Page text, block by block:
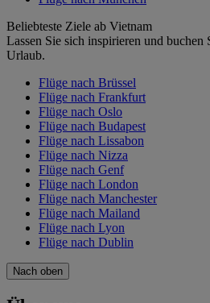
Beliebteste Ziele ab Vietnam
Lassen Sie sich inspirieren und buchen
Urlaub.
Flüge nach Brüssel
Flüge nach Frankfurt
Flüge nach Oslo
Flüge nach Budapest
Flüge nach Lissabon
Flüge nach Nizza
Flüge nach Genf
Flüge nach London
Flüge nach Manchester
Flüge nach Mailand
Flüge nach Lyon
Flüge nach Dublin
Nach oben